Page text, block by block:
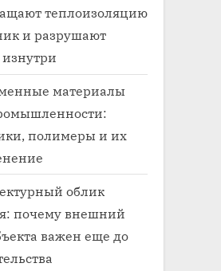
теплоизоляцию
и разрушают
материалы
полимеры и их
облик
почему внешний
важен еще до